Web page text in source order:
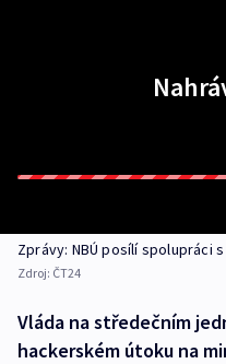
Zprávy: NBÚ posílí spolupráci
Zdroj: ČT24
Vláda na středečním
hackerském útoku na